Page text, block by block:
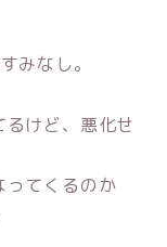
みなし。
けど、悪化せ
ってくるのか